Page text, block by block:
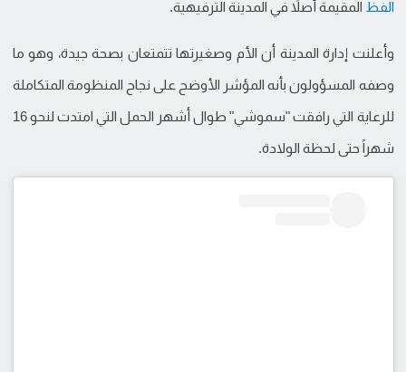
الفظ المقيمة أصلاً في المدينة الترفيهية.
وأعلنت إدارة المدينة أن الأم وصغيرتها تتمتعان بصحة جيدة، وهو ما
وصفه المسؤولون بأنه المؤشر الأوضح على نجاح المنظومة المتكاملة
للرعاية التي رافقت "سموشي" طوال أشهر الحمل التي امتدت لنحو 16
شهراً حتى لحظة الولادة.